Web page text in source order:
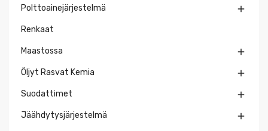
Polttoainejärjestelmä 
Renkaat
Maastossa 
Öljyt Rasvat Kemia 
Suodattimet 
Jäähdytysjärjestelmä 